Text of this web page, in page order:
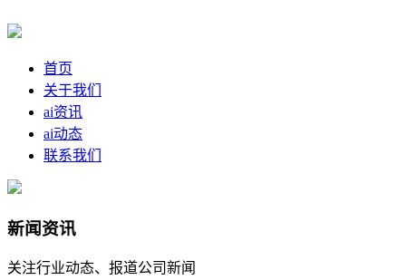
首页
关于我们
ai资讯
ai动态
联系我们
新闻资讯
关注行业动态、报道公司新闻